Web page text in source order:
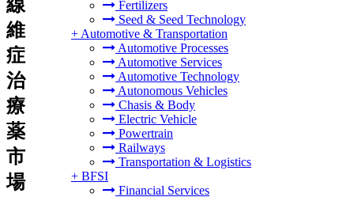
Fertilizers
Seed & Seed Technology
+ Automotive & Transportation
Automotive Processes
Automotive Services
Automotive Technology
Autonomous Vehicles
Chasis & Body
Electric Vehicle
Powertrain
Railways
Transportation & Logistics
+ BFSI
Financial Services
線
維
症
治
療
薬
市
場